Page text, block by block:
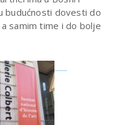
budućnosti dovesti do
samim time i do bolje